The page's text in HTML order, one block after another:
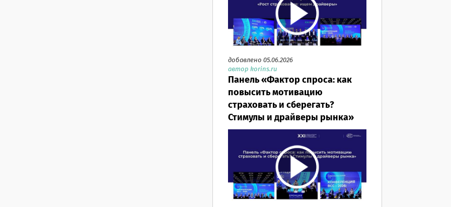
добавлено 05.06.2026
автор korins.ru
Панель «Фактор спроса: как
повысить мотивацию
страховать и сберегать?
Стимулы и драйверы рынка»